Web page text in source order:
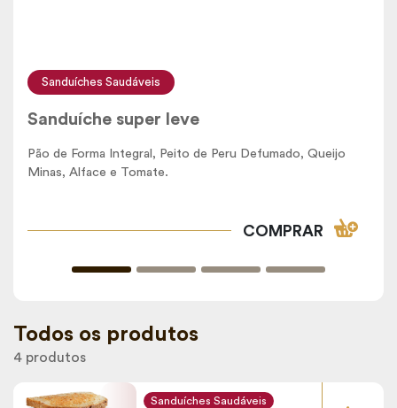
Sanduíches Saudáveis
Sanduíche super leve
Pão de Forma Integral, Peito de Peru Defumado, Queijo
Minas, Alface e Tomate.
COMPRAR
Todos os produtos
4 produtos
Sanduíches Saudáveis